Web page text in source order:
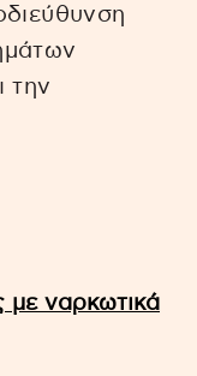
την
με ναρκωτικά